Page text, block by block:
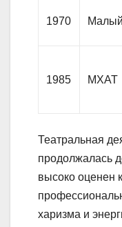
1970
1985 МХАТ
Театральная
продолжалась
высоко оценен
харизма и